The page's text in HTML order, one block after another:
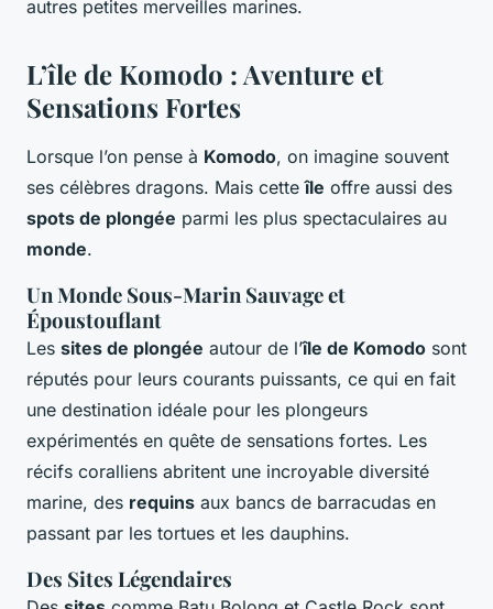
autres petites merveilles marines.
L’île de Komodo : Aventure et
Sensations Fortes
Lorsque l’on pense à Komodo, on imagine souvent
ses célèbres dragons. Mais cetteîle offre aussi des
spots de plongée parmi les plus spectaculaires au
monde.
Un Monde Sous-Marin Sauvage et
Époustouflant
Les sites de plongée autour de l’île de Komodo sont
réputés pour leurs courants puissants, ce qui en fait
une destination idéale pour les plongeurs
expérimentés en quête de sensations fortes. Les
récifs coralliens abritent une incroyable diversité
marine, des requins aux bancs de barracudas en
passant par les tortues et les dauphins.
Des Sites Légendaires